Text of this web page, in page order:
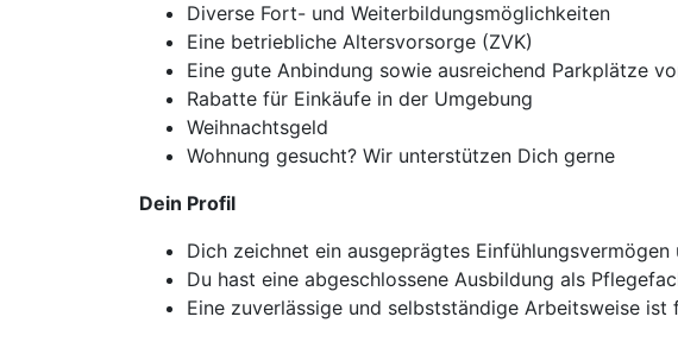
Diverse Fort- und Weiterbildungsmöglichkeiten
Eine betriebliche Altersvorsorge (ZVK)
Eine gute Anbindung sowie ausreichend Parkplätze
Rabatte für Einkäufe in der Umgebung
Weihnachtsgeld
Wohnung gesucht? Wir unterstützen Dich gerne
Dein Profil
Dich zeichnet ein ausgeprägtes
Du hast eine abgeschlossene Ausbildung als
Eine zuverlässige und selbstständige Arbeitsweise